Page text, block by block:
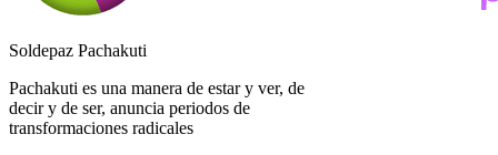
Soldepaz Pachakuti
Pachakuti es una manera de estar y ver, de
decir y de ser, anuncia periodos de
transformaciones radicales